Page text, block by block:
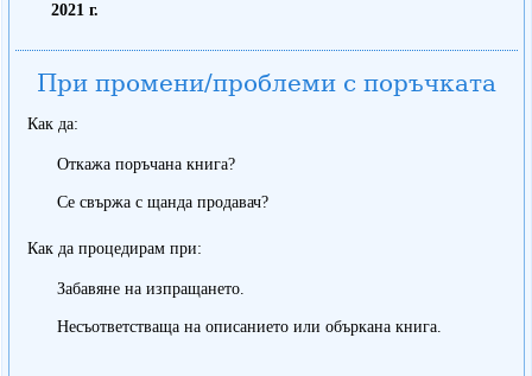
2021 г.
При промени/проблеми с поръчката
Как да:
Откажа поръчана книга?
Се свържа с щанда продавач?
Как да процедирам при:
Забавяне на изпращането.
Несъответстваща на описанието или объркана книга.